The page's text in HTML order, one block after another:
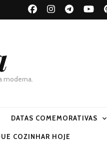
moderna.
DATAS COMEMORATIVAS
COZINHAR HOJE